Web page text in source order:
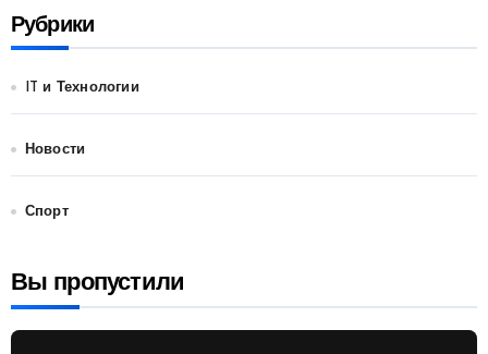
Рубрики
IT и Технологии
Новости
Спорт
Вы пропустили